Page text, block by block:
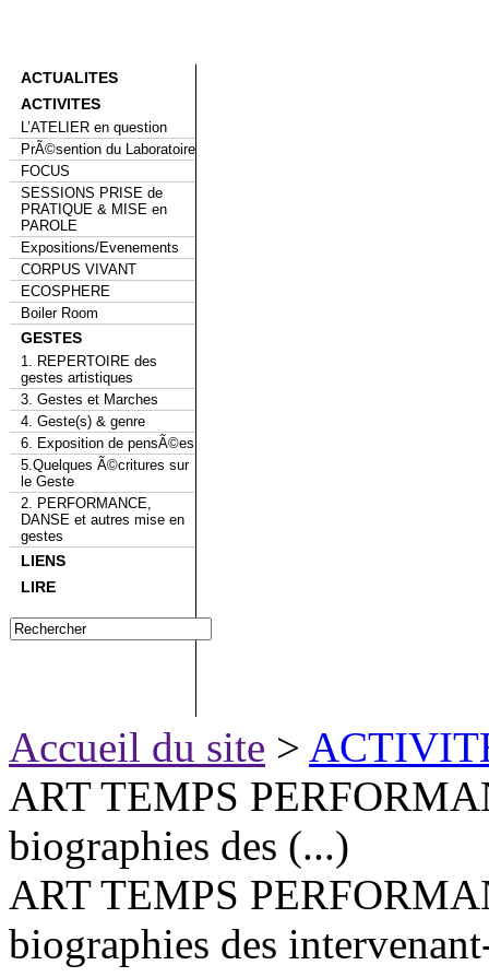
ACTUALITES
ACTIVITES
L’ATELIER en question
PrÃ©sention du Laboratoire
FOCUS
SESSIONS PRISE de
PRATIQUE & MISE en
PAROLE
Expositions/Evenements
CORPUS VIVANT
ECOSPHERE
Boiler Room
GESTES
1. REPERTOIRE des
gestes artistiques
3. Gestes et Marches
4. Geste(s) & genre
6. Exposition de pensÃ©es
5.Quelques Ã©critures sur
le Geste
2. PERFORMANCE,
DANSE et autres mise en
gestes
LIENS
LIRE
Accueil du site >
ART TEMPS
biographies des (...)
ART TEMPS
biographies des